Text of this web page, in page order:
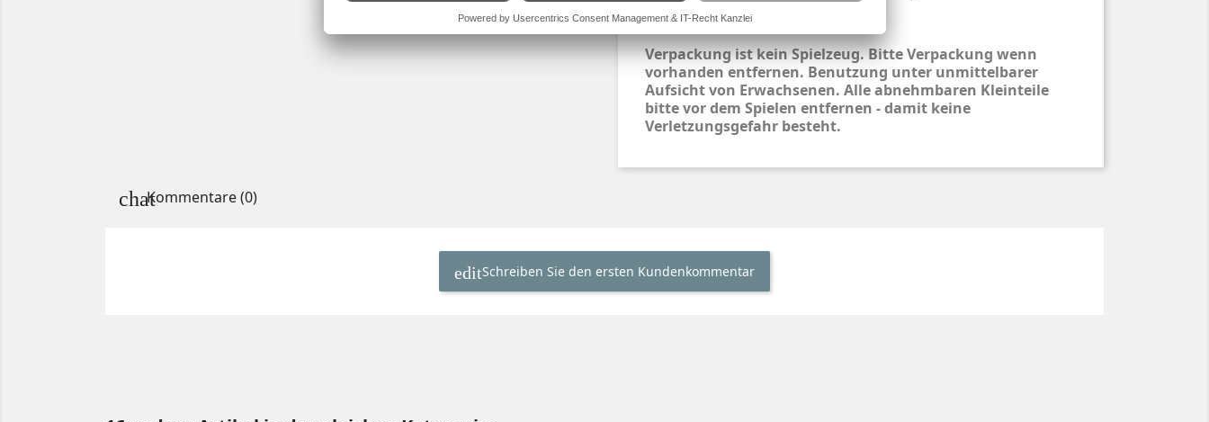
Verpackung ist kein Spielzeug. Bitte Verpackung wenn
vorhanden entfernen. Benutzung unter unmittelbarer
Aufsicht von Erwachsenen. Alle abnehmbaren Kleinteile
bitte vor dem Spielen entfernen - damit keine
Verletzungsgefahr besteht.
Kommentare (0)
Schreiben Sie den ersten Kundenkommentar